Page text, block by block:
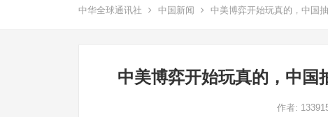
中华全球通讯社 中国新闻 中美博弈开始玩真的，中国
中美博弈开始玩真的，中国
作者: